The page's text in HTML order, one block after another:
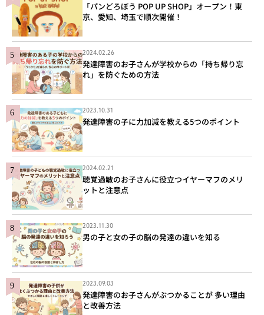
「パンどろぼう POP UP SHOP」オープン！東
京、愛知、埼玉で順次開催！
2024.02.26
発達障害のお子さんが学校からの「持ち帰り忘
れ」を防ぐための方法
2023.10.31
発達障害の子に力加減を教える5つのポイント
2024.02.21
聴覚過敏のお子さんに役立つイヤーマフのメリ
ットと注意点
2023.11.30
男の子と女の子の脳の発達の違いを知る
2023.09.03
発達障害のお子さんがぶつかることが 多い理由
と改善方法